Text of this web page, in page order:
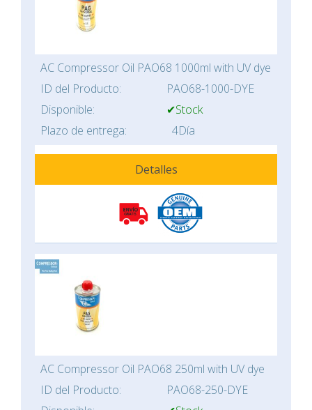
AC Compressor Oil PAO68 1000ml with UV dye
ID del Producto:
PAO68-1000-DYE
Disponible:
✔Stock
Plazo de entrega:
4Día
Detalles
AC Compressor Oil PAO68 250ml with UV dye
ID del Producto:
PAO68-250-DYE